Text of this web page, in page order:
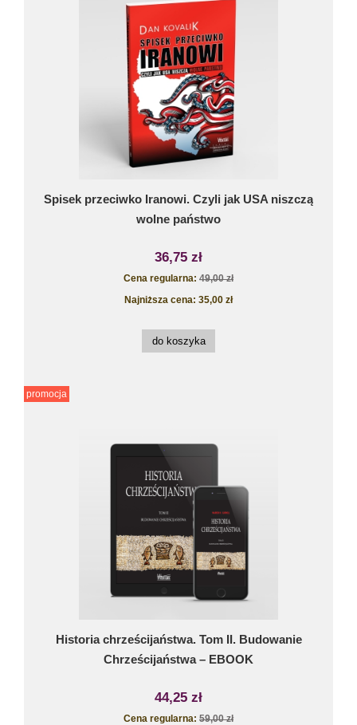
Spisek przeciwko Iranowi. Czyli jak USA niszczą
wolne państwo
36,75 zł
Cena regularna: 49,00 zł
Najniższa cena: 35,00 zł
do koszyka
Historia chrześcijaństwa. Tom II. Budowanie
Chrześcijaństwa – EBOOK
44,25 zł
Cena regularna: 59,00 zł
promocja